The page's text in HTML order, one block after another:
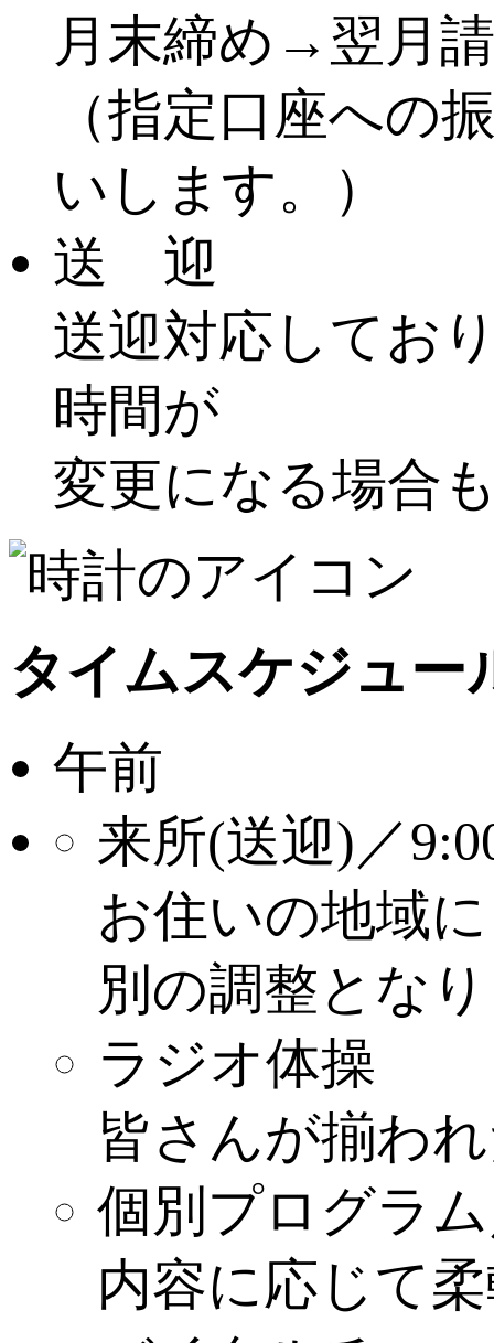
月末締め→翌月
（指定口座への
いします。）
送 迎
送迎対応してお
時間が
変更になる場合
タイムスケジュー
午前
来所(送迎)／
お住いの地域
別の調整とな
ラジオ体操
皆さんが揃わ
個別プログラ
内容に応じて